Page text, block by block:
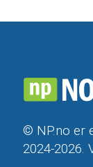
© NP.no er
2024-2026.